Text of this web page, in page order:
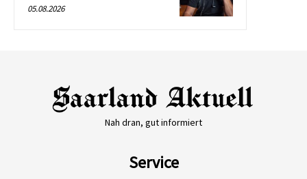
05.08.2026
Nah dran, gut informiert
Service